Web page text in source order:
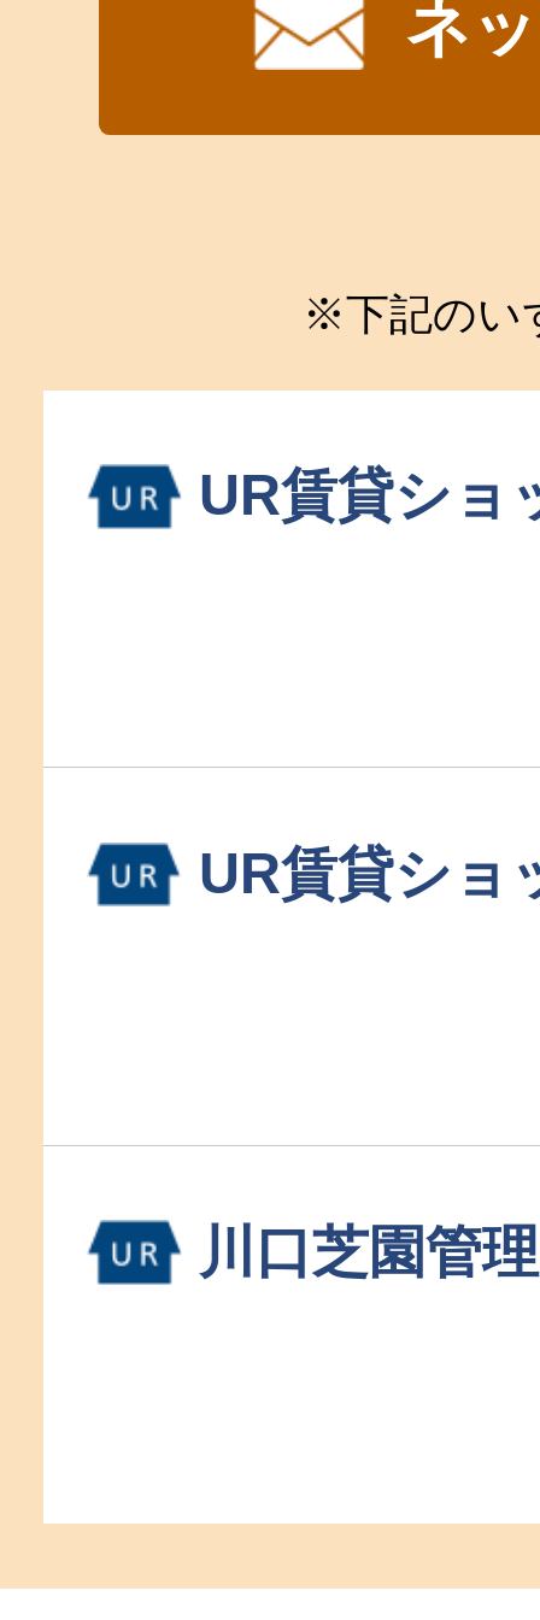
ネ
※下記のい
UR賃貸ショ
UR賃貸ショ
川口芝園管